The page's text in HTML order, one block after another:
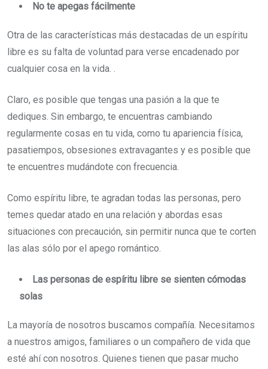
No te apegas fácilmente
Otra de las características más destacadas de un espíritu
libre es su falta de voluntad para verse encadenado por
cualquier cosa en la vida. .
Claro, es posible que tengas una pasión a la que te
dediques. Sin embargo, te encuentras cambiando
regularmente cosas en tu vida, como tu apariencia física,
pasatiempos, obsesiones extravagantes y es posible que
te encuentres mudándote con frecuencia.
Como espíritu libre, te agradan todas las personas, pero
temes quedar atado en una relación y abordas esas
situaciones con precaución, sin permitir nunca que te corten
las alas sólo por el apego romántico.
Las personas de espíritu libre se sienten cómodas
solas
La mayoría de nosotros buscamos compañía. Necesitamos
a nuestros amigos, familiares o un compañero de vida que
esté ahí con nosotros. Quienes tienen que pasar mucho